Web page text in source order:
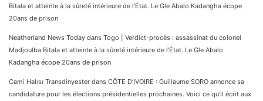
Bitala et atteinte à la sûreté intérieure de l’État. Le Gle Abalo Kadangha écope
20ans de prison
Neatherland News Today dans Togo | Verdict-procès : assassinat du colonel
Madjoulba Bitala et atteinte à la sûreté intérieure de l’État. Le Gle Abalo
Kadangha écope 20ans de prison
Cami Halısı Transdinyester dans CÔTE D’IVOIRE : Guillaume SORO annonce sa
candidature pour les élections présidentielles prochaines. Voici ce qu’il écrit aux